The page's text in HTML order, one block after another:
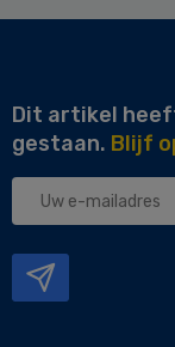
Dit artikel
gestaan. Blijf
Uw